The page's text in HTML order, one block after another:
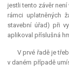
jestli tento závěr
rámci uplatněných
stavební úřad) při
aplikoval příslušná
V prvé řadě je
v daném případě